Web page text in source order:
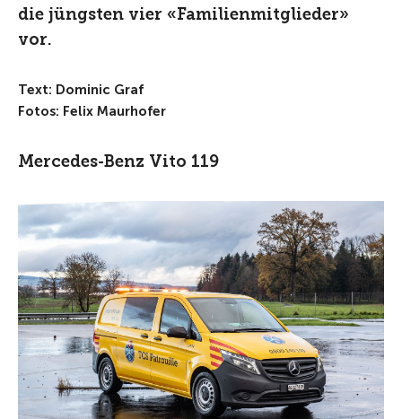
die jüngsten vier «Familienmitglieder»
vor.
Text: Dominic Graf
Fotos: Felix Maurhofer
Mercedes-Benz Vito 119